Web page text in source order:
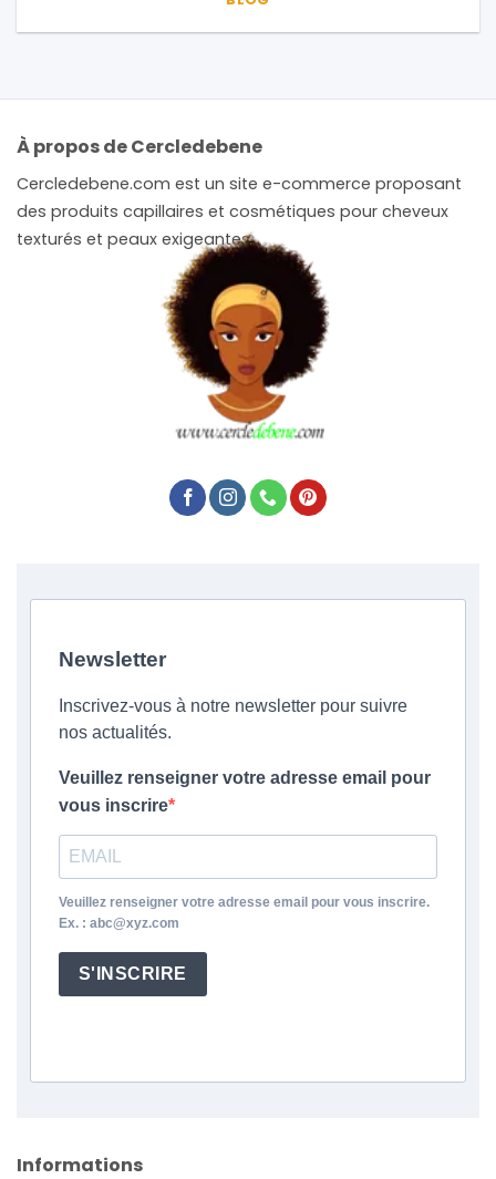
À propos de Cercledebene
Cercledebene.com est un site e-commerce proposant
des produits capillaires et cosmétiques pour cheveux
texturés et peaux exigeantes.
Informations
Newsletter
Inscrivez-vous à notre newsletter pour suivre
nos actualités.
Veuillez renseigner votre adresse email pour
vous inscrire
Veuillez renseigner votre adresse email pour vous inscrire.
Ex. : abc@xyz.com
S'INSCRIRE